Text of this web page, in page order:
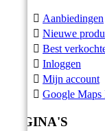
 Aanbiedingen
 Nieuwe
 Best
 Inloggen
 Mijn account
 Google
PAGINA'S